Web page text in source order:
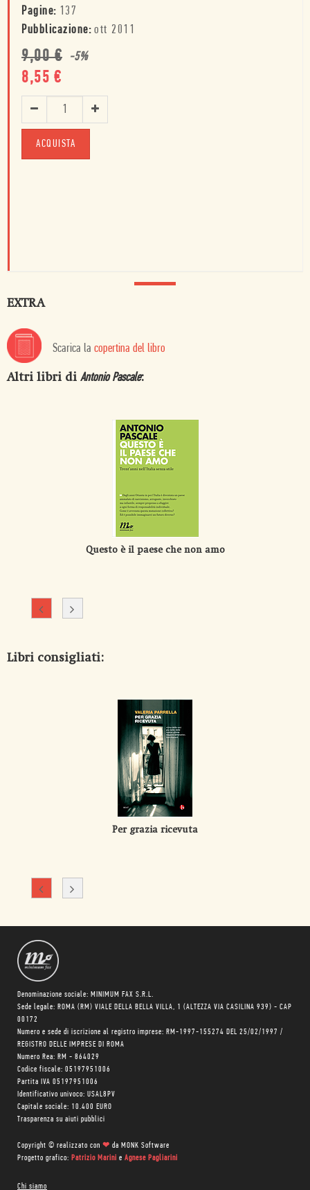
Pagine: 137
Pubblicazione: ott 2011
9,00€ -5%
8,55 €
ACQUISTA
EXTRA
Scarica la copertina del libro
Altri libri di Antonio Pascale:
Questo è il paese che non amo
Libri consigliati:
Per grazia ricevuta
Denominazione sociale: MINIMUM FAX S.R.L.
Sede legale: ROMA (RM) VIALE DELLA BELLA VILLA, 1 (ALTEZZA VIA CASILINA 939) - CAP
00172
Numero e sede di iscrizione al registro imprese: RM-1997-155274 DEL 25/02/1997 /
REGISTRO DELLE IMPRESE DI ROMA
Numero Rea: RM - 864029
Codice fiscale: 05197951006
Partita IVA 05197951006
Identificativo univoco: USAL8PV
Capitale sociale: 10.400 EURO
Trasparenza su aiuti pubblici
Copyright © realizzato con ❤ da MONK Software
Progetto grafico: Patrizio Marini e Agnese Pagliarini
Chi siamo